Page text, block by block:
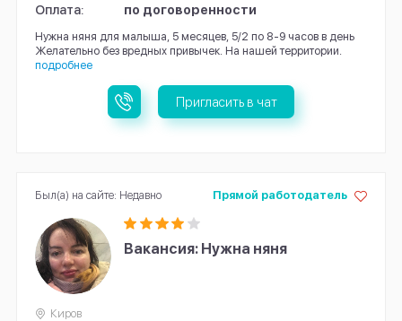
Оплата: по договоренности
Нужна няня для малыша, 5 месяцев, 5/2 по 8-9 часов в день
Желательно без вредных привычек. На нашей территории.
подробнее
Пригласить в чат
Вакансия: Нужна няня
Прямой работодатель
Киров
Был(а) на сайте: Недавно